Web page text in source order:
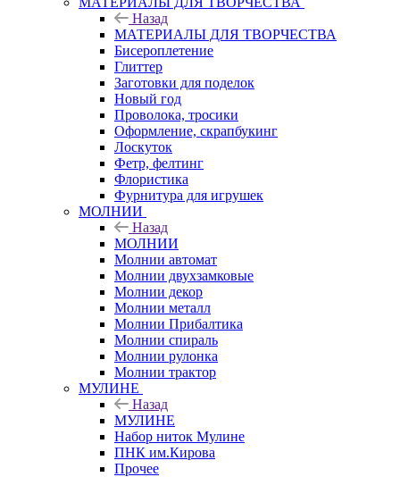
Назад
МАТЕРИАЛЫ ДЛЯ ТВОРЧЕСТВА
Бисероплетение
Глиттер
Заготовки для поделок
Новый год
Проволока, тросики
Оформление, скрапбукинг
Лоскуток
Фетр, фелтинг
Флористика
Фурнитура для игрушек
МОЛНИИ
Назад
МОЛНИИ
Молнии автомат
Молнии двухзамковые
Молнии декор
Молнии металл
Молнии Прибалтика
Молнии спираль
Молнии рулонка
Молнии трактор
МУЛИНЕ
Назад
МУЛИНЕ
Набор ниток Мулине
ПНК им.Кирова
Прочее